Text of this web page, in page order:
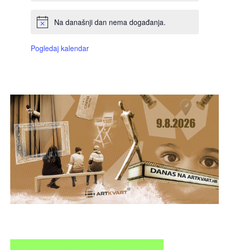
Na današnji dan nema događanja.
Pogledaj kalendar